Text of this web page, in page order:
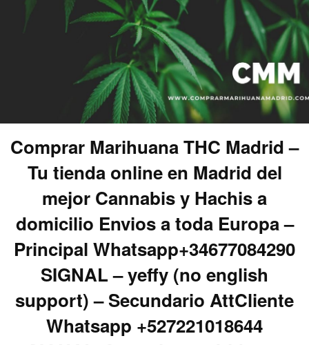
Comprar Marihuana THC Madrid –
Tu tienda online en Madrid del
mejor Cannabis y Hachis a
domicilio Envios a toda Europa –
Principal Whatsapp+34677084290
SIGNAL – yeffy (no english
support) – Secundario AttCliente
Whatsapp +527221018644